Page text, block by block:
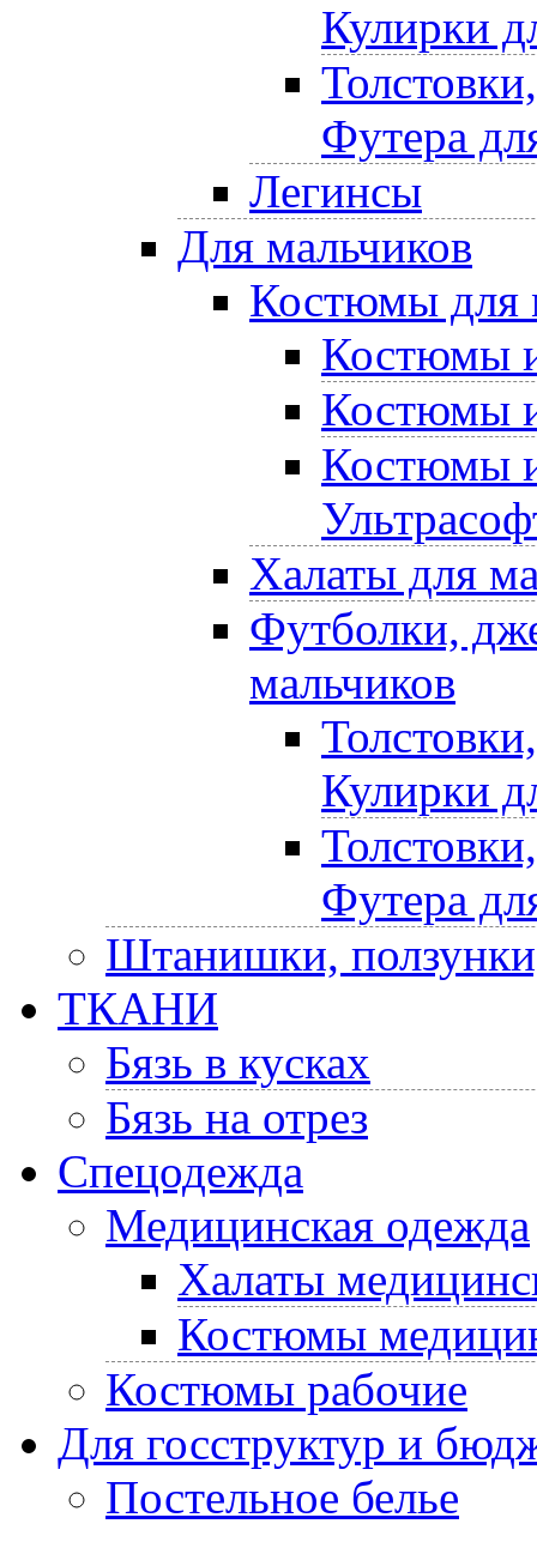
Кулирки
Футера
Легинсы
Для мальчиков
Костюмы для
Костюмы
Костюмы
Костюмы
Халаты для
Футболки,
мальчиков
Кулирки
Футера
Штанишки,
ТКАНИ
Бязь в кусках
Бязь на отрез
Спецодежда
Медицинская одежда
Халаты
Костюмы
Костюмы рабочие
Для госструктур и
Постельное белье